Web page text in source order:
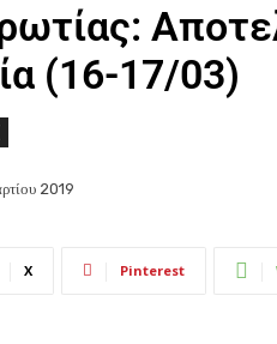
(16-17/03)
2019
X Pinterest